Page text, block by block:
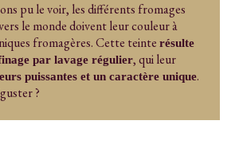
pu le voir, les différents fromages
le monde doivent leur couleur à
fromagères. Cette teinte résulte
par lavage régulier, qui leur
puissantes et un caractère unique.
?